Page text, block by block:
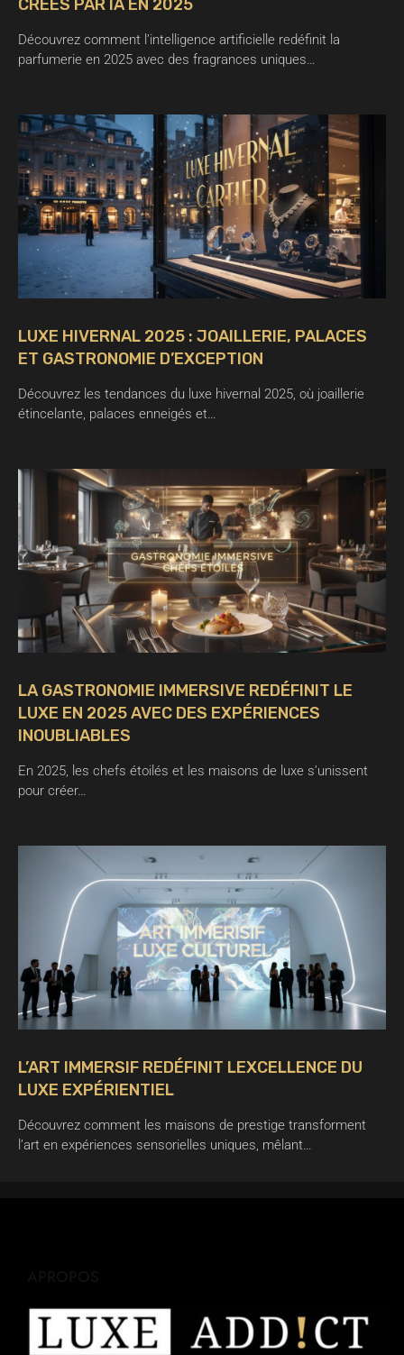
CRÉÉS PAR IA EN 2025
Découvrez comment l’intelligence artificielle redéfinit la
parfumerie en 2025 avec des fragrances uniques…
LUXE HIVERNAL 2025 : JOAILLERIE, PALACES
ET GASTRONOMIE D’EXCEPTION
Découvrez les tendances du luxe hivernal 2025, où joaillerie
étincelante, palaces enneigés et…
LA GASTRONOMIE IMMERSIVE REDÉFINIT LE
LUXE EN 2025 AVEC DES EXPÉRIENCES
INOUBLIABLES
En 2025, les chefs étoilés et les maisons de luxe s’unissent
pour créer…
L’ART IMMERSIF REDÉFINIT LEXCELLENCE DU
LUXE EXPÉRIENTIEL
Découvrez comment les maisons de prestige transforment
l’art en expériences sensorielles uniques, mêlant…